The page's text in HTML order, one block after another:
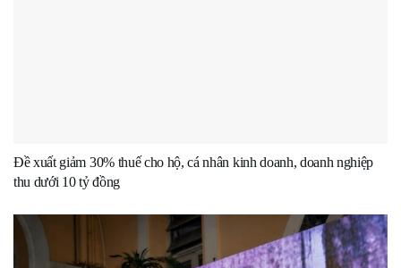
Đề xuất giảm 30% thuế cho hộ, cá nhân kinh doanh, doanh nghiệp
thu dưới 10 tỷ đồng